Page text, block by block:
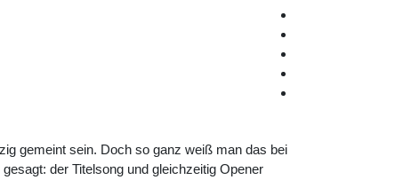
gemeint sein. Doch so ganz weiß man das bei
der Titelsong und gleichzeitig Opener